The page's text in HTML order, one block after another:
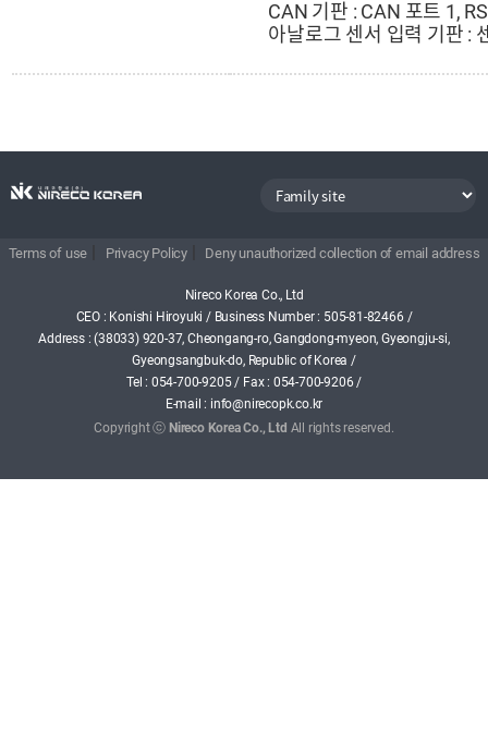
CAN 기판 : CAN 포트 1,
아날로그 센서 입력 기판 :
Terms of use Privacy Policy| Deny unauthorized collection of email address
Nireco Korea Co., Ltd
CEO : Konishi Hiroyuki / Business Number : 505-81-82466 /
Address : (38033) 920-37, Cheongang-ro, Gangdong-myeon, Gyeongju-si,
Gyeongsangbuk-do, Republic of Korea /
Tel : 054-700-9205/ Fax : 054-700-9206/
E-mail : info@nirecopk.co.kr
Copyright ⓒ Nireco Korea Co., Ltd All rights reserved.